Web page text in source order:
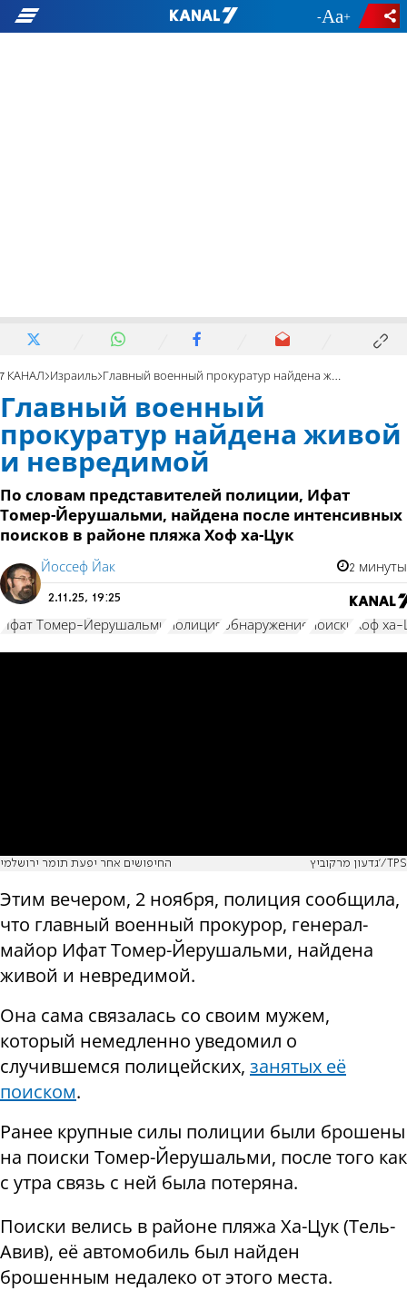
- +
7 КАНАЛ Израиль Главный военный прокуратур найдена живой и невредимой
Главный военный
прокуратур найдена живой
и невредимой
По словам представителей полиции, Ифат
Томер-Йерушальми, найдена после интенсивных
поисков в районе пляжа Хоф ха-Цук
Йоссеф Йак 2 минуты
2.11.25, 19:25
Ифат Томер-Йерушальми полиция обнаружение поиски Хоф ха-
החיפושים אחר יפעת תומר ירושלמי גדעון מרקוביץ'/TPS
Этим вечером, 2 ноября, полиция сообщила,
что главный военный прокурор, генерал-
майор Ифат Томер-Йерушальми, найдена
живой и невредимой.
Она сама связалась со своим мужем,
который немедленно уведомил о
случившемся полицейских, занятых её
поиском.
Ранее крупные силы полиции были брошены
на поиски Томер-Йерушальми, после того как
с утра связь с ней была потеряна.
Поиски велись в районе пляжа Ха-Цук (Тель-
Авив), её автомобиль был найден
брошенным недалеко от этого места.